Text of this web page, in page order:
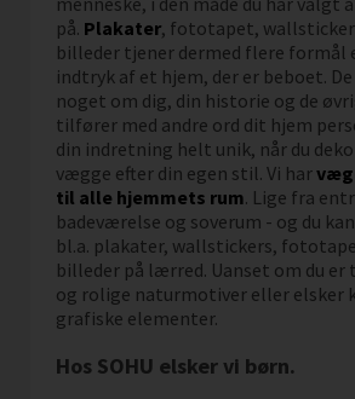
på. Plakater, fototapet,
billeder tjener dermed flere formål
indtryk af et hjem, der er beboet.
noget om dig, din historie og de
tilfører med andre ord dit hjem
din indretning helt unik, når du
vægge efter din egen stil. Vi har
til alle hjemmets rum. Lige fra
badeværelse og soverum - og du
bl.a. plakater, wallstickers,
billeder på lærred. Uanset om du
og rolige naturmotiver eller elsker
grafiske elementer.
Hos SOHU elsker vi børn.